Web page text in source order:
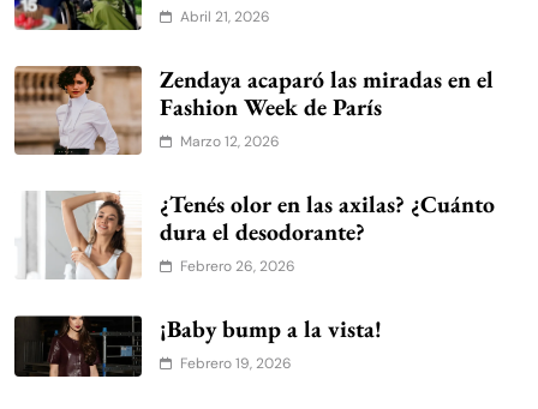
Abril 21, 2026
Zendaya acaparó las miradas en el
Fashion Week de París
Marzo 12, 2026
¿Tenés olor en las axilas? ¿Cuánto
dura el desodorante?
Febrero 26, 2026
¡Baby bump a la vista!
Febrero 19, 2026